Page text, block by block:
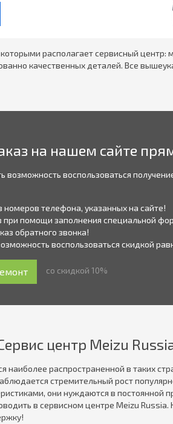
которыми располагает сервисный
качественных деталей. Все
на нашем сайте
возможность воспользоваться
номеров телефона, указанных на сайте!
при помощи заполнения специальной
обратного звонка!
воспользоваться скидкой
со скидкой 10%
центр Meizu
наиболее распространенной в таких
стремительный рост
они нуждаются в постоянной
в сервисном центре Meizu Russia.